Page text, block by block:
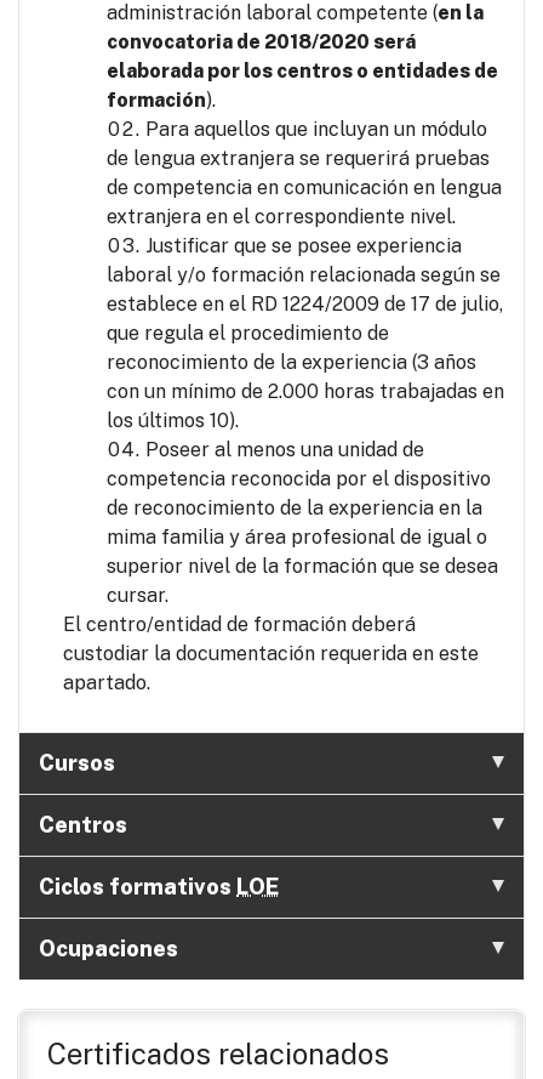
administración laboral competente (en la
convocatoria de 2018/2020 será
elaborada por los centros o entidades de
formación).
Para aquellos que incluyan un módulo
de lengua extranjera se requerirá pruebas
de competencia en comunicación en lengua
extranjera en el correspondiente nivel.
Justificar que se posee experiencia
laboral y/o formación relacionada según se
establece en el RD 1224/2009 de 17 de julio,
que regula el procedimiento de
reconocimiento de la experiencia (3 años
con un mínimo de 2.000 horas trabajadas en
los últimos 10).
Poseer al menos una unidad de
competencia reconocida por el dispositivo
de reconocimiento de la experiencia en la
mima familia y área profesional de igual o
superior nivel de la formación que se desea
cursar.
El centro/entidad de formación deberá
custodiar la documentación requerida en este
apartado.
Cursos
Centros
Ciclos formativos LOE
Ocupaciones
Certificados relacionados